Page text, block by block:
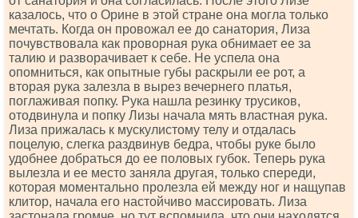
казалось, что о Орине в этой стране она могла только
мечтать. Когда он провожал ее до санатория, Лиза
почувствовала как проворная рука обнимает ее за
талию и разворачивает к себе. Не успела она
опомниться, как опытные губы раскрыли ее рот, а
вторая рука залезла в вырез вечернего платья,
поглаживая попку. Рука нашла резинку трусиков,
отодвинула и попку Лизы начала мять властная рука.
Лиза прижалась к мускулистому телу и отдалась
поцелую, слегка раздвинув бедра, чтобы руке было
удобнее добраться до ее половых губок. Теперь рука
вылезла и ее место заняла другая, только спереди,
которая моментально пролезла ей между ног и нащупав
клитор, начала его настойчиво массировать. Лиза